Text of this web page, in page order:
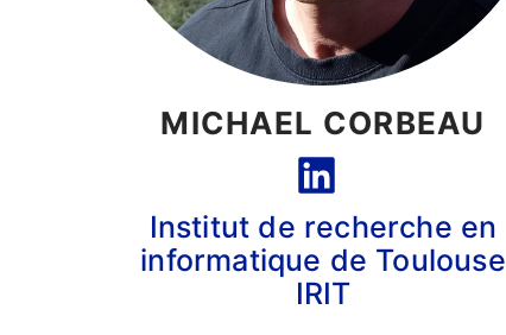
MICHAEL CORBEAU
Institut de recherche en
informatique de Toulouse
IRIT